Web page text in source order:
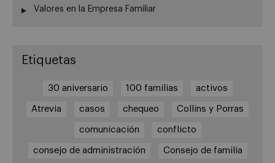
Valores en la Empresa Familiar
Etiquetas
30 aniversario 100 familias activos
Atrevia casos chequeo Collins y Porras
comunicación conflicto
consejo de administración Consejo de familia